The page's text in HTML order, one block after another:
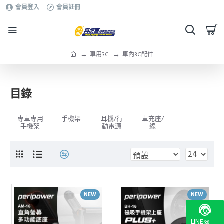
會員登入 會員註冊
車用3C 車內3C配件
目錄
專車專用
手機架
手機架
耳機/行
動電源
車充座/
線
NEW NEW
LINE@